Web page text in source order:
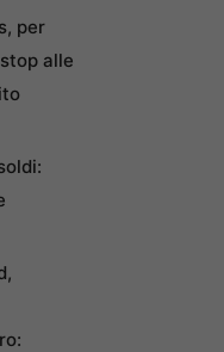
per
alle